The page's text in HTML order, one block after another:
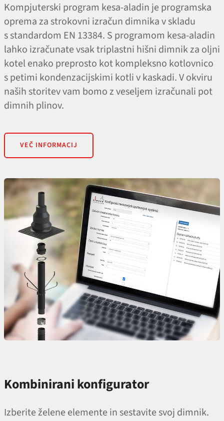
Kompjuterski program kesa-aladin je programska
oprema za strokovni izračun dimnika v skladu
s standardom EN 13384. S programom kesa-aladin
lahko izračunate vsak triplastni hišni dimnik za oljni
kotel enako preprosto kot kompleksno kotlovnico
s petimi kondenzacijskimi kotli v kaskadi. V okviru
naših storitev vam bomo z veseljem izračunali pot
dimnih plinov.
VEČ INFORMACIJ
Kombinirani konfigurator
Izberite želene elemente in sestavite svoj dimnik.